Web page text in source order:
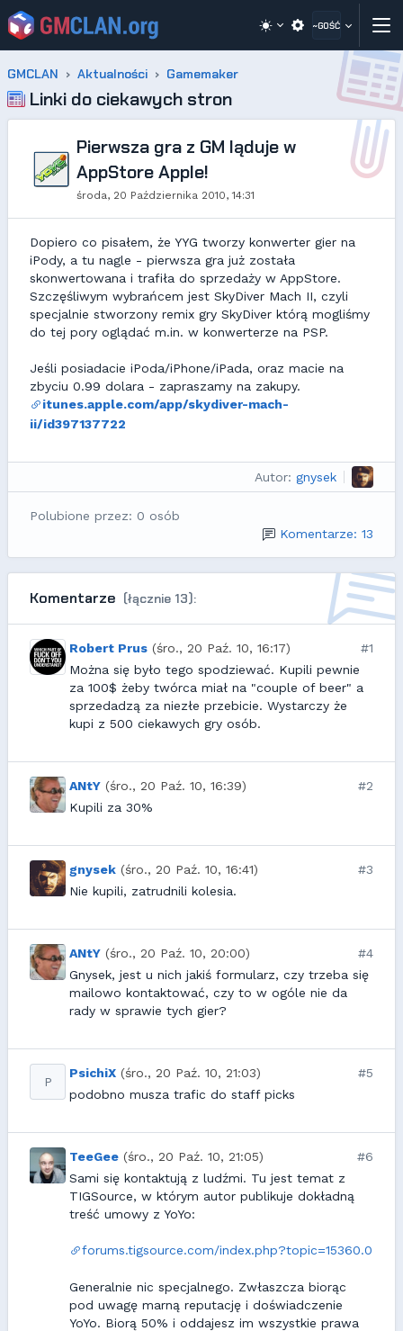
~GOŚĆ
GMCLAN Aktualności Gamemaker
Linki do ciekawych stron
Pierwsza gra z GM ląduje w
AppStore Apple!
środa, 20 Października 2010, 14:31
Dopiero co pisałem, że YYG tworzy konwerter gier na
iPody, a tu nagle - pierwsza gra już została
skonwertowana i trafiła do sprzedaży w AppStore.
Szczęśliwym wybrańcem jest SkyDiver Mach II, czyli
specjalnie stworzony remix gry SkyDiver którą mogliśmy
do tej pory oglądać m.in. w konwerterze na PSP.
Jeśli posiadacie iPoda/iPhone/iPada, oraz macie na
zbyciu 0.99 dolara - zapraszamy na zakupy.
itunes.apple.com/app/skydiver-mach-
ii/id397137722
Autor: gnysek
Polubione przez: 0 osób
Komentarze: 13
Komentarze (łącznie 13):
Robert Prus (śro., 20 Paź. 10, 16:17)
#1
Można się było tego spodziewać. Kupili pewnie
za 100$ żeby twórca miał na "couple of beer" a
sprzedadzą za niezłe przebicie. Wystarczy że
kupi z 500 ciekawych gry osób.
ANtY (śro., 20 Paź. 10, 16:39)
#2
Kupili za 30%
gnysek (śro., 20 Paź. 10, 16:41)
#3
Nie kupili, zatrudnili kolesia.
ANtY (śro., 20 Paź. 10, 20:00)
#4
Gnysek, jest u nich jakiś formularz, czy trzeba się
mailowo kontaktować, czy to w ogóle nie da
rady w sprawie tych gier?
P
PsichiX (śro., 20 Paź. 10, 21:03)
#5
podobno musza trafic do staff picks
TeeGee (śro., 20 Paź. 10, 21:05)
#6
Sami się kontaktują z ludźmi. Tu jest temat z
TIGSource, w którym autor publikuje dokładną
treść umowy z YoYo:
forums.tigsource.com/index.php?topic=15360.0
Generalnie nic specjalnego. Zwłaszcza biorąc
pod uwagę marną reputację i doświadczenie
YoYo. Biorą 50% i oddajesz im wszystkie prawa